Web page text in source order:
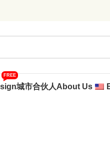
FREE
城市合伙人About Us